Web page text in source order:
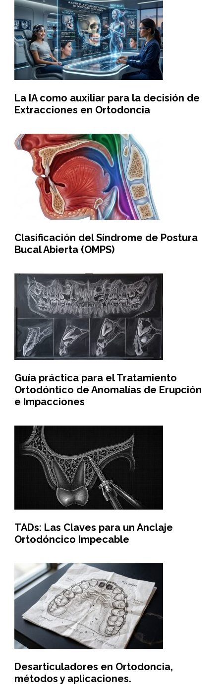
La IA como auxiliar para la decisión de
Extracciones en Ortodoncia
Clasificación del Síndrome de Postura
Bucal Abierta (OMPS)
Guía práctica para el Tratamiento
Ortodóntico de Anomalías de Erupción
e Impacciones
TADs: Las Claves para un Anclaje
Ortodóncico Impecable
Desarticuladores en Ortodoncia,
métodos y aplicaciones.